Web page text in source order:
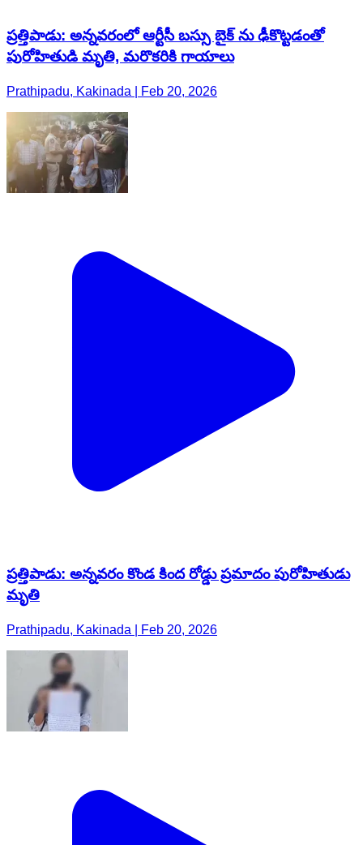
ప్రత్తిపాడు: అన్నవరంలో ఆర్టీసీ బస్సు బైక్ ను ఢీకొట్టడంతో
పురోహితుడి మృతి, మరొకరికి గాయాలు
Prathipadu, Kakinada | Feb 20, 2026
ప్రత్తిపాడు: అన్నవరం కొండ కింద రోడ్డు ప్రమాదం పురోహితుడు
మృతి
Prathipadu, Kakinada | Feb 20, 2026